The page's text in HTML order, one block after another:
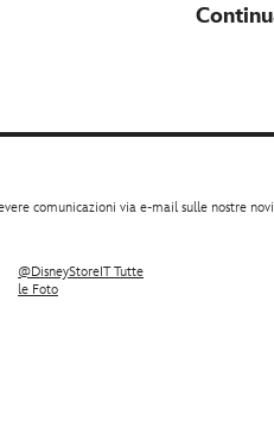
comunicazioni via e-mail sulle nostre
@DisneyStoreIT Tutte
le Foto